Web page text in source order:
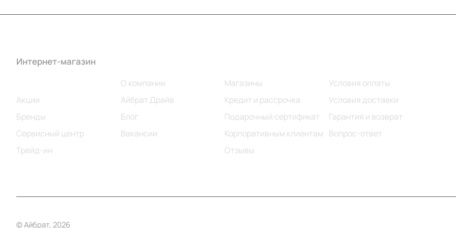
Интернет-магазин
Акции
Бренды
Сервисный центр
Трейд-ин
О компании
Айбрат Драйв
Блог
Вакансии
Магазины
Кредит и рассрочка
Подарочный сертификат
Корпоративным клиентам
Отзывы
Условия оплаты
Условия доставки
Гарантия и возврат
Вопрос-ответ
© Айбрат, 2026